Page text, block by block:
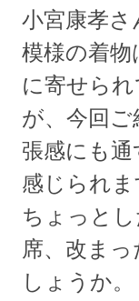
小宮康孝
模様の着
に寄せら
が、今回
張感にも
感じられま
ちょっと
席、改ま
しょうか。